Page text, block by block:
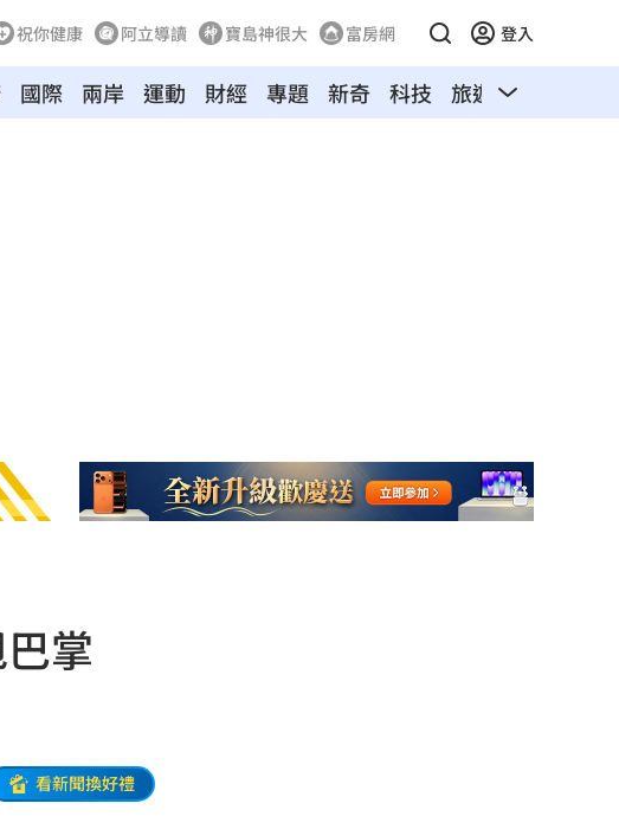
祝你健康 阿立導讀 寶島神很大 富房網 登入
國際 兩岸 運動 財經 專題 新奇 科技 旅遊 汽車
巴掌
看新聞換好禮